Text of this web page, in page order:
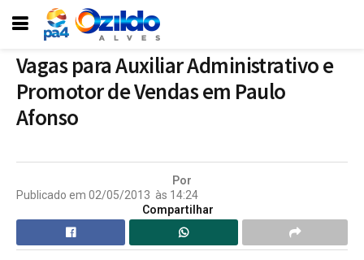
Vagas para Auxiliar Administrativo e
Promotor de Vendas em Paulo
Afonso
Por
Publicado em 02/05/2013 às 14:24
Compartilhar